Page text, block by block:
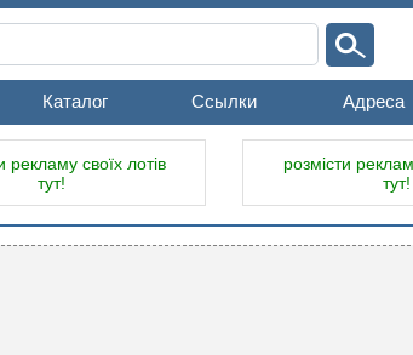
Каталог Ссылки Адреса
рекламу своїх лотів
тут!
розмісти
тут!